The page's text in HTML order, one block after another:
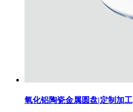
氧化铝陶瓷金属圆盘|定制加工